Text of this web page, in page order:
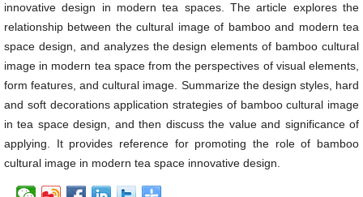
innovative design in modern tea spaces. The article explores the
relationship between the cultural image of bamboo and modern tea
space design, and analyzes the design elements of bamboo cultural
image in modern tea space from the perspectives of visual elements,
form features, and cultural image. Summarize the design styles, hard
and soft decorations application strategies of bamboo cultural image
in tea space design, and then discuss the value and significance of
applying. It provides reference for promoting the role of bamboo
cultural image in modern tea space innovative design.